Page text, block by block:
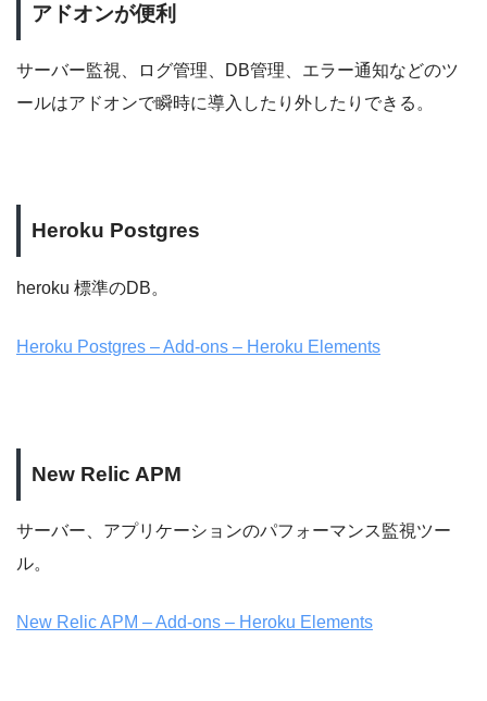
アドオンが便利
サーバー監視、ログ管理、DB管理、エラー通知などのツ
ールはアドオンで瞬時に導入したり外したりできる。
Heroku Postgres
heroku 標準のDB。
Heroku Postgres – Add-ons – Heroku Elements
New Relic APM
サーバー、アプリケーションのパフォーマンス監視ツー
ル。
New Relic APM – Add-ons – Heroku Elements